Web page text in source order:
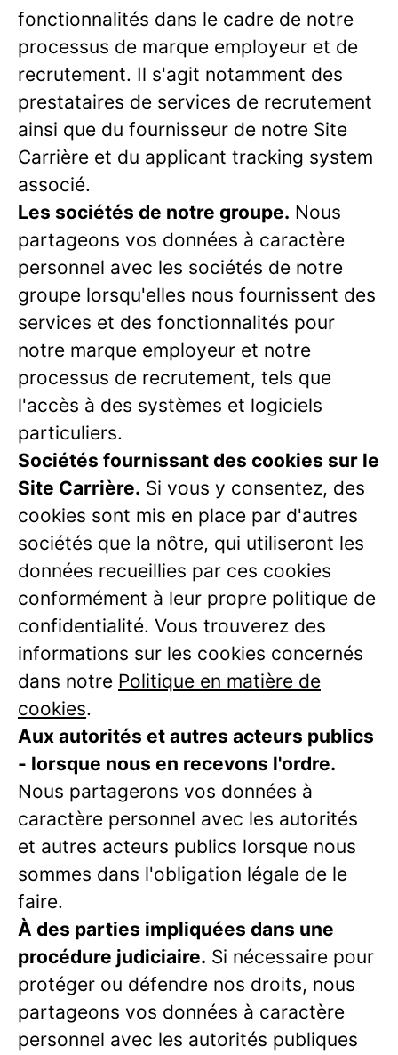
fonctionnalités dans le cadre de notre
processus de marque employeur et de
recrutement. Il s'agit notamment des
prestataires de services de recrutement
ainsi que du fournisseur de notre Site
Carrière et du applicant tracking system
associé.
Les sociétés de notre groupe. Nous
partageons vos données à caractère
personnel avec les sociétés de notre
groupe lorsqu'elles nous fournissent des
services et des fonctionnalités pour
notre marque employeur et notre
processus de recrutement, tels que
l'accès à des systèmes et logiciels
particuliers.
Sociétés fournissant des cookies sur le
Site Carrière. Si vous y consentez, des
cookies sont mis en place par d'autres
sociétés que la nôtre, qui utiliseront les
données recueillies par ces cookies
conformément à leur propre politique de
confidentialité. Vous trouverez des
informations sur les cookies concernés
dans notre Politique en matière de
cookies.
Aux autorités et autres acteurs publics
- lorsque nous en recevons l'ordre.
Nous partagerons vos données à
caractère personnel avec les autorités
et autres acteurs publics lorsque nous
sommes dans l'obligation légale de le
faire.
À des parties impliquées dans une
procédure judiciaire. Si nécessaire pour
protéger ou défendre nos droits, nous
partageons vos données à caractère
personnel avec les autorités publiques